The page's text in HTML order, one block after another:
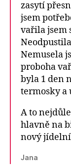
zasytí
jsem
vařila jsem
Nemusela
proboha
byla 1 den
termosky a
A to
hlavně na
nový
Jana